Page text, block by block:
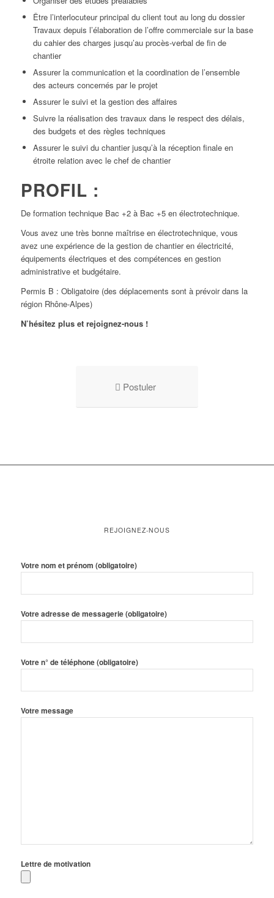
Être l’interlocuteur principal du client tout au long du dossier
Travaux depuis l’élaboration de l’offre commerciale sur la base
du cahier des charges jusqu’au procès-verbal de fin de
chantier
Assurer la communication et la coordination de l’ensemble
des acteurs concernés par le projet
Assurer le suivi et la gestion des affaires
Suivre la réalisation des travaux dans le respect des délais,
des budgets et des règles techniques
Assurer le suivi du chantier jusqu’à la réception finale en
étroite relation avec le chef de chantier
PROFIL :
De formation technique Bac +2 à Bac +5 en électrotechnique.
Vous avez une très bonne maîtrise en électrotechnique, vous
avez une expérience de la gestion de chantier en électricité,
équipements électriques et des compétences en gestion
administrative et budgétaire.
Permis B : Obligatoire (des déplacements sont à prévoir dans la
région Rhône-Alpes)
N’hésitez plus et rejoignez-nous !
Postuler
REJOIGNEZ-NOUS
Votre nom et prénom (obligatoire)
Votre adresse de messagerie (obligatoire)
Votre n° de téléphone (obligatoire)
Votre message
Lettre de motivation